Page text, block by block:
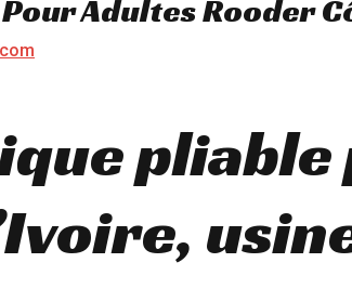
Adultes Rooder
pliable